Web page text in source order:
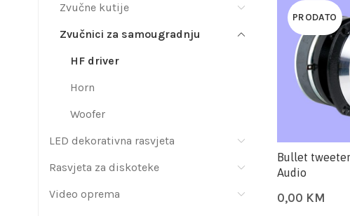
Zvučne kutije
Zvučnici za samougradnju
HF driver
Horn
Woofer
LED dekorativna rasvjeta
Rasvjeta za diskoteke
Video oprema
PRODATO
Bullet
Audio
0,00 KM